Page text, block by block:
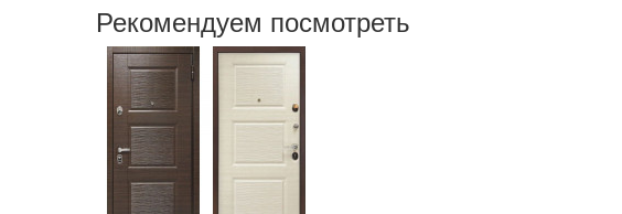
Рекомендуем посмотреть